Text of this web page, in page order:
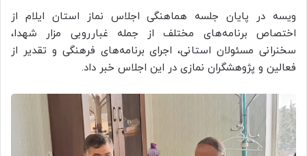
ویسه در پایان جلسه هماهنگی اجلاس نماز استان ایلام از
اختصاص برنامه‌های مختلف از جمله غبارروبی مزار شهدا،
سخنرانی مسئولان استانی، اجرای برنامه‌های فرهنگی و تقدیر از
فعالین و پژوهشگران نمازی در این اجلاس خبر داد.